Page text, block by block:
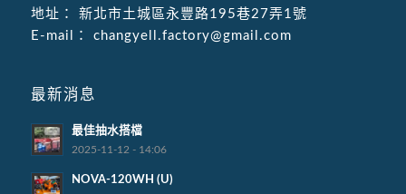
地址：
新北市土城區永豐路195巷27弄1號
E-mail：
changyell.factory@gmail.com
最新消息
最佳抽水搭檔
2025-11-12 - 14:06
NOVA-120WH (U)